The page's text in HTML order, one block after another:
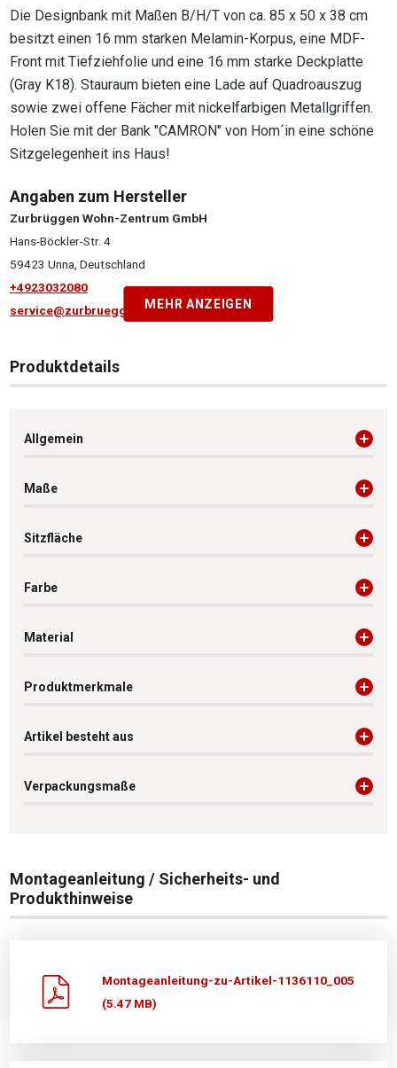
Die Designbank mit Maßen B/H/T von ca. 85 x 50 x 38 cm
besitzt einen 16 mm starken Melamin-Korpus, eine MDF-
Front mit Tiefziehfolie und eine 16 mm starke Deckplatte
(Gray K18). Stauraum bieten eine Lade auf Quadroauszug
sowie zwei offene Fächer mit nickelfarbigen Metallgriffen.
Holen Sie mit der Bank "CAMRON" von Hom´in eine schöne
Sitzgelegenheit ins Haus!
Angaben zum Hersteller
Zurbrüggen Wohn-Zentrum GmbH
Hans-Böckler-Str. 4
59423 Unna, Deutschland
+4923032080
service@zurbrueggen.deMEHR ANZEIGEN
Produktdetails
Allgemein
Maße
Sitzfläche
Farbe
Material
Produktmerkmale
Artikel besteht aus
Verpackungsmaße
Montageanleitung / Sicherheits- und
Produkthinweise
Montageanleitung-zu-Artikel-1136110_005
(5.47 MB)